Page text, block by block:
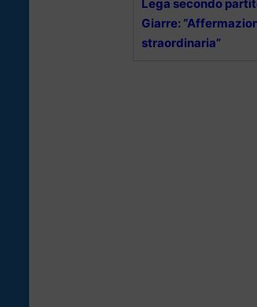
Lega secondo
Giarre:
straordinaria”